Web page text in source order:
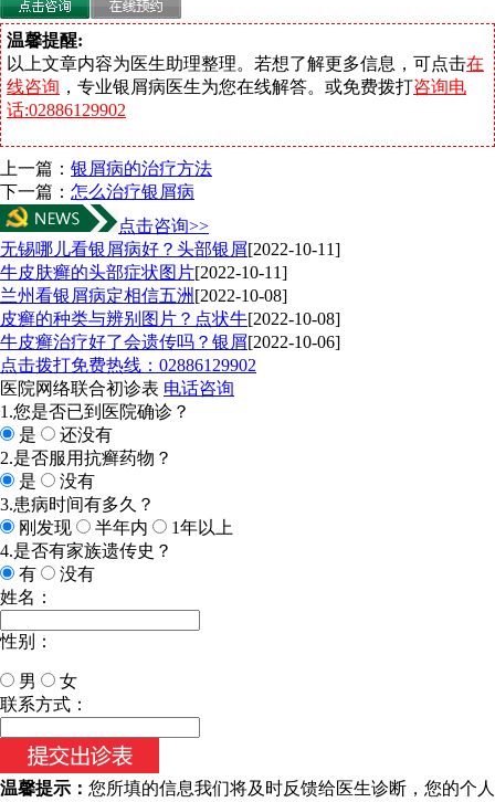
温馨提醒:
以上文章内容为医生助理整理。若想了解更多信息，可点击在
线咨询 ，专业银屑病医生为您在线解答。或免费拨打咨询电
话:02886129902
上一篇： 银屑病的治疗方法
下一篇： 怎么治疗银屑病
点击咨询>>
无锡哪儿看银屑病好？头部银屑[2022-10-11]
牛皮肤癣的头部症状图片[2022-10-11]
兰州看银屑病定相信五洲 [2022-10-08]
皮癣的种类与辨别图片？点状牛[2022-10-08]
牛皮癣治疗好了会遗传吗？银屑[2022-10-06]
点击拨打免费热线：02886129902
医院网络联合初诊表 电话咨询
1.您是否已到医院确诊？
是
还没有
2.是否服用抗癣药物？
是
没有
3.患病时间有多久？
刚发现
半年内
1年以上
4.是否有家族遗传史？
有
没有
姓名：
性别：
男
女
今天日期：
联系方式：
温馨提示： 您所填的信息我们将及时反馈给医生诊断，您的个人